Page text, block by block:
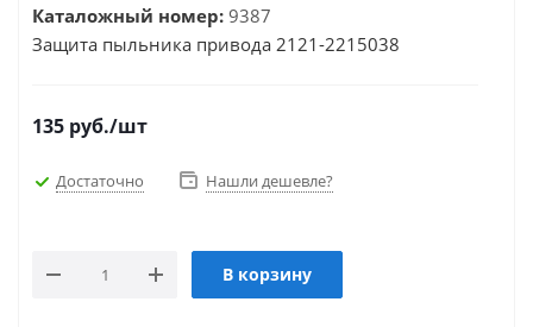
Каталожный номер: 9387
Защита пыльника привода 2121-2215038
135 руб./шт
Достаточно Нашли дешевле?
В корзину